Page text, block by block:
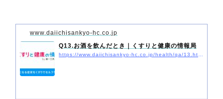
www.daiichisankyo-hc.co.jp
Q13.お酒を飲んだとき｜くすりと健康の情報局
https://www.daiichisankyo-hc.co.jp/health/qa/13.html